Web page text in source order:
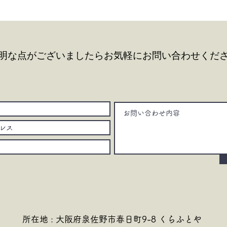
な点がございましたらお気軽にお問い合わせくださ
所在地 : 大阪府泉佐野市春日町9-8 くらふとや